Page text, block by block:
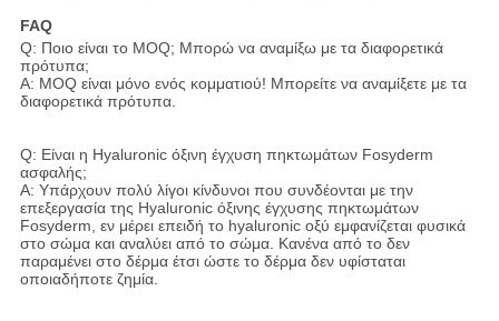
FAQ
Q: Ποιο είναι το MOQ; Μπορώ να αναμίξω με τα διαφορετικά
πρότυπα;
Α: MOQ είναι μόνο ενός κομματιού! Μπορείτε να αναμίξετε με τα
διαφορετικά πρότυπα.
Q: Είναι η Hyaluronic όξινη έγχυση πηκτωμάτων Fosyderm
ασφαλής;
Α: Υπάρχουν πολύ λίγοι κίνδυνοι που συνδέονται με την
επεξεργασία της Hyaluronic όξινης έγχυσης πηκτωμάτων
Fosyderm, εν μέρει επειδή το hyaluronic οξύ εμφανίζεται φυσικά
στο σώμα και αναλύει από το σώμα. Κανένα από το δεν
παραμένει στο δέρμα έτσι ώστε το δέρμα δεν υφίσταται
οποιαδήποτε ζημία.